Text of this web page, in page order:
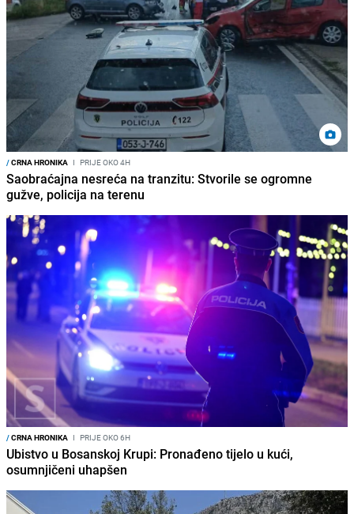
/CRNA HRONIKA I PRIJE OKO 4H
Saobraćajna nesreća na tranzitu: Stvorile se ogromne
gužve, policija na terenu
/CRNA HRONIKA I PRIJE OKO 6H
Ubistvo u Bosanskoj Krupi: Pronađeno tijelo u kući,
osumnjičeni uhapšen